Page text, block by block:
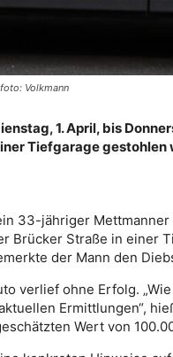
Volkmann
1. April, bis
Tiefgarage gestohlen
33-jähriger
Brücker Straße in einer
der Mann den
verlief ohne Erfolg.
Ermittlungen“,
Wert von